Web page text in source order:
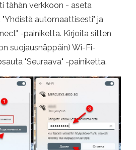
tähän verkkoon - aseta
automaattisesti" ja
-painiketta. Kirjoita sitten
suojausnäppäin) Wi-Fi-
"Seuraava" -painiketta.